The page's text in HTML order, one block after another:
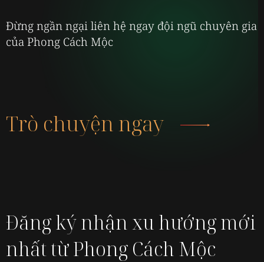
Đừng ngần ngại liên hệ ngay đội ngũ chuyên gia
của Phong Cách Mộc
Trò chuyện ngay
Đăng ký nhận xu hướng mới
nhất từ Phong Cách Mộc